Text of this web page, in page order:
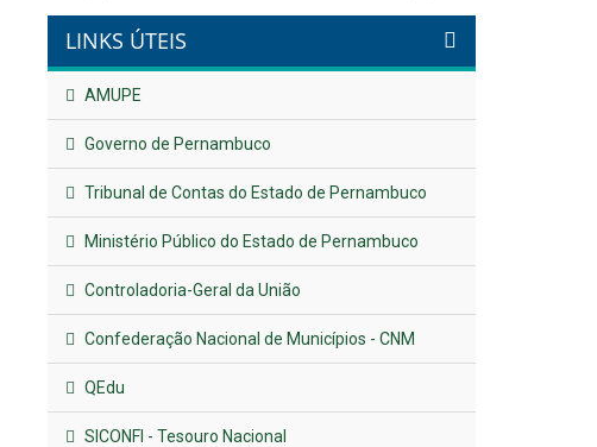
LINKS ÚTEIS
AMUPE
Governo de Pernambuco
Tribunal de Contas do Estado de Pernambuco
Ministério Público do Estado de Pernambuco
Controladoria-Geral da União
Confederação Nacional de Municípios - CNM
QEdu
SICONFI - Tesouro Nacional